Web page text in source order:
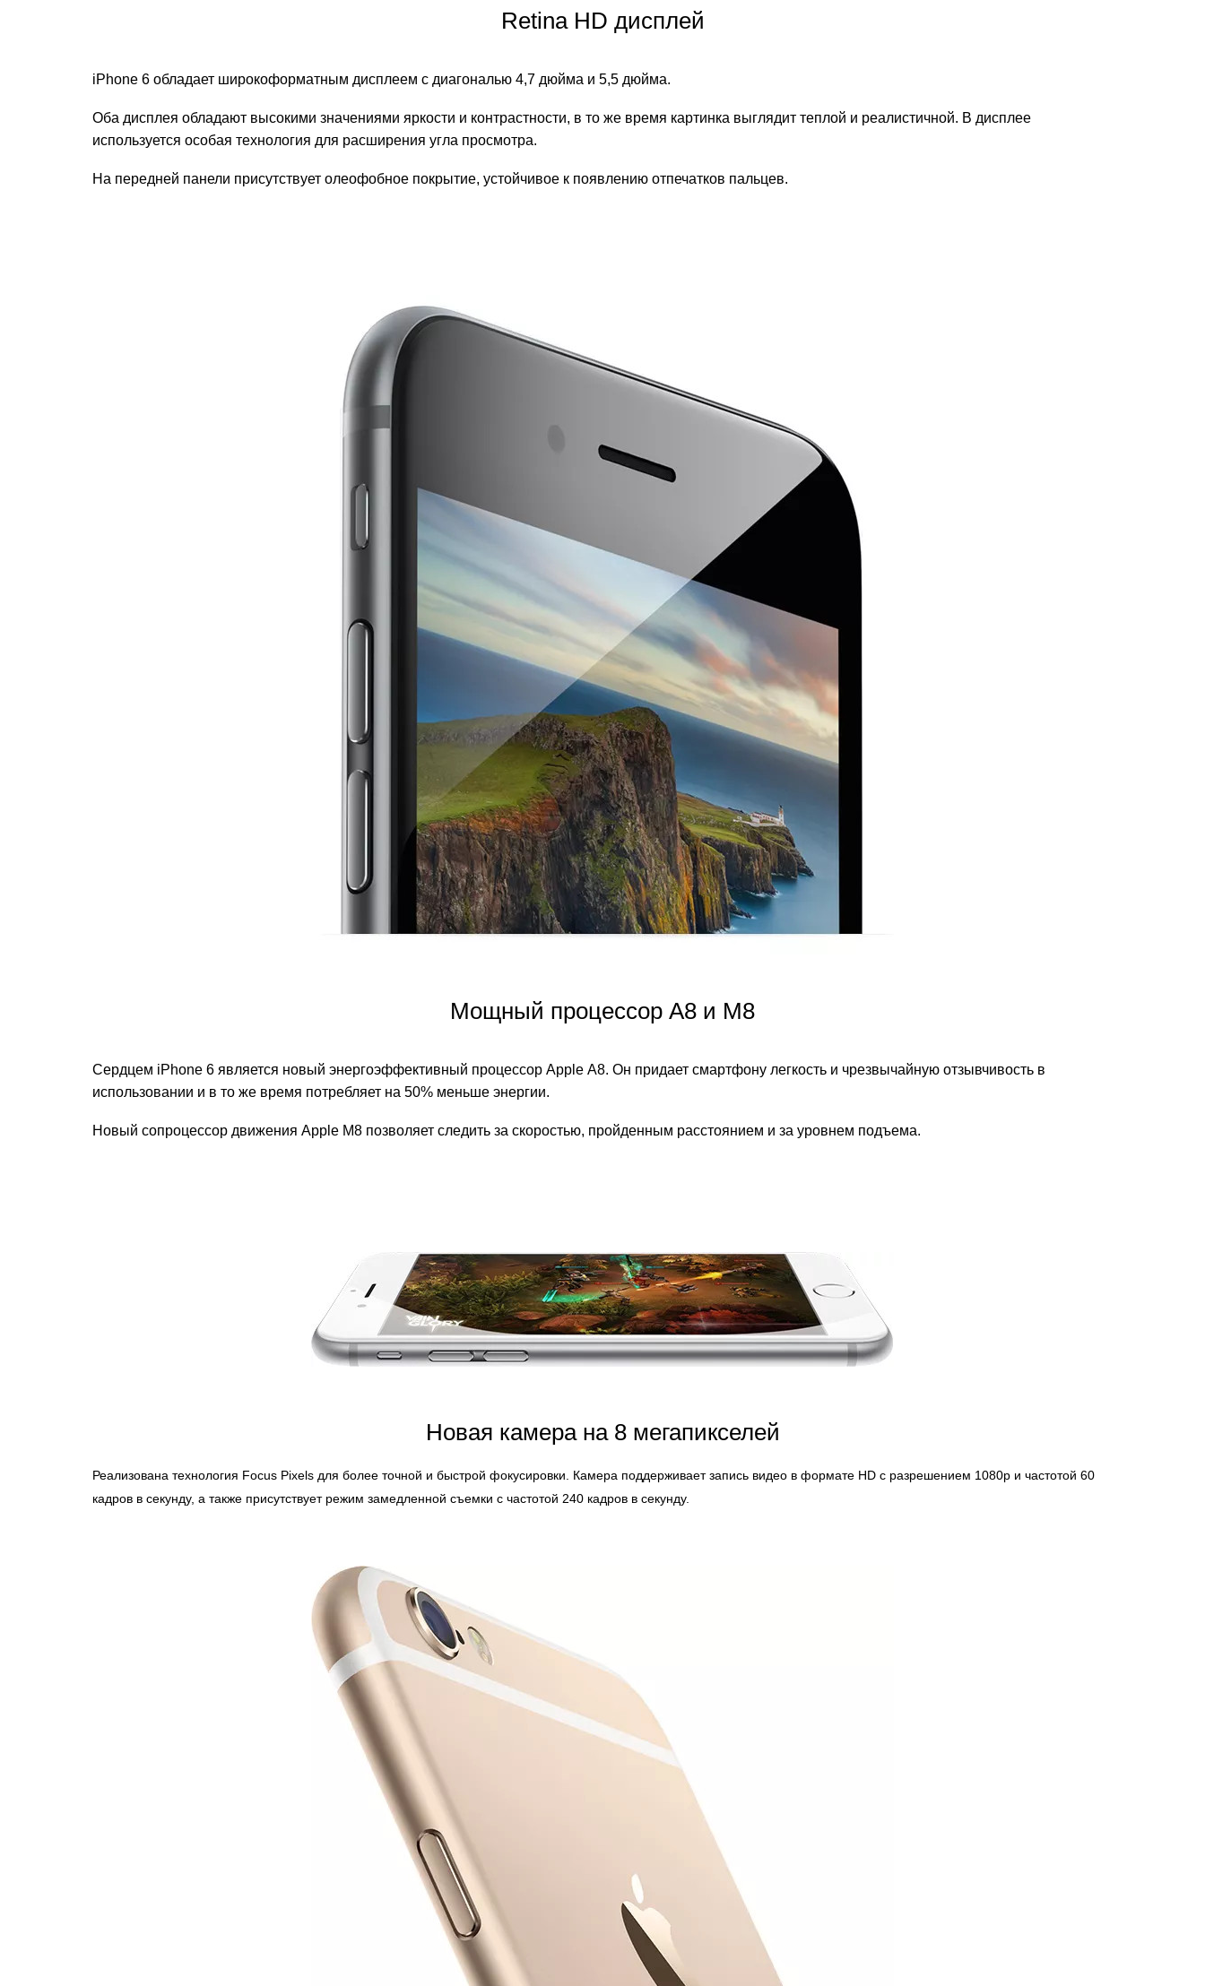
Retina HD дисплей
iPhone 6 обладает широкоформатным дисплеем с диагональю 4,7 дюйма и 5,5 дюйма.
Оба дисплея обладают высокими значениями яркости и контрастности, в то же время картинка выглядит теплой и реалистичной. В дисплее
используется особая технология для расширения угла просмотра.
На передней панели присутствует олеофобное покрытие, устойчивое к появлению отпечатков пальцев.
Мощный процессор A8 и M8
Сердцем iPhone 6 является новый энергоэффективный процессор Apple A8. Он придает смартфону легкость и чрезвычайную отзывчивость в
использовании и в то же время потребляет на 50% меньше энергии.
Новый сопроцессор движения Apple M8 позволяет следить за скоростью, пройденным расстоянием и за уровнем подъема.
Новая камера на 8 мегапикселей
Реализована технология Focus Pixels для более точной и быстрой фокусировки. Камера поддерживает запись видео в формате HD с разрешением 1080p и частотой 60
кадров в секунду, а также присутствует режим замедленной съемки с частотой 240 кадров в секунду.